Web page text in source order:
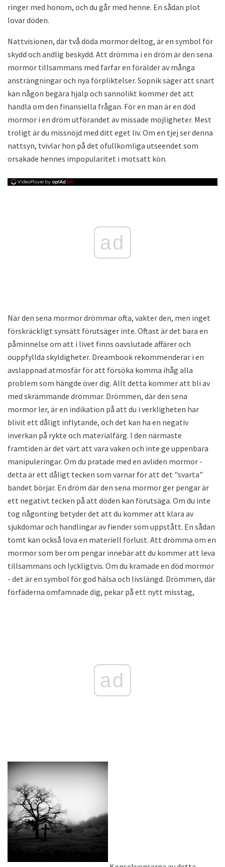
ringer med honom, och du går med henne. En sådan plot
lovar döden.
Nattvisionen, där två döda mormor deltog, är en symbol för
skydd och andlig beskydd. Att drömma i en dröm är den sena
mormor tillsammans med farfar en förälder av många
ansträngningar och nya förpliktelser. Sopnik säger att snart
kan någon begära hjälp och sannolikt kommer det att
handla om den finansiella frågan. För en man är en död
mormor i en dröm utförandet av missade möjligheter. Mest
troligt är du missnöjd med ditt eget liv. Om en tjej ser denna
nattsyn, tvivlar hon på det ofullkomliga utseendet som
orsakade hennes impopularitet i motsatt kön.
ad
När den sena mormor drömmar ofta, vakter den, men inget
förskräckligt synsätt förutsäger inte. Oftast är det bara en
påminnelse om att i livet finns oavslutade affärer och
ouppfyllda skyldigheter. Dreambook rekommenderar i en
avslappnad atmosfär för att försöka komma ihåg alla
problem som hängde över dig. Allt detta kommer att bli av
med skrämmande drömmar. Drömmen, där den sena
mormor ler, är en indikation på att du i verkligheten har
blivit ett dåligt inflytande, och det kan ha en negativ
inverkan på rykte och materialfärg. I den närmaste
framtiden är det värt att vara vaken och inte ge uppenbara
manipuleringar. Om du pratade med en avliden mormor -
detta är ett dåligt tecken som varnar för att det "svarta"
bandet börjar. En dröm där den sena mormor ger pengar är
ett negativt tecken på att döden kan förutsäga. Om du inte
tog någonting betyder det att du kommer att klara av
sjukdomar och handlingar av fiender som uppstått. En sådan
tomt kan också lova en materiell förlust. Att drömma om en
mormor som ber om pengar innebär att du kommer att leva
tillsammans och lyckligtvis. Om du kramade en död mormor
- det är en symbol för god hälsa och livslängd. Drömmen, där
förfäderna omfamnade dig, pekar på ett nytt misstag,
ad